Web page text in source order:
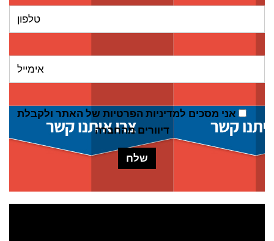
אני מסכים למדיניות הפרטיות של האתר ולקבלת
דיוורים מהחברה